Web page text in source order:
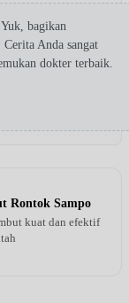
Yuk, bagikan
Anda sangat
dokter terbaik.
Rontok Sampo
kuat dan efektif